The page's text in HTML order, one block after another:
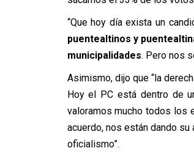
“Que hoy día exista un
puentealtinos y
municipalidades. Pero nos
Asimismo, dijo que “la
Hoy el PC está dentro de
valoramos mucho todos los
acuerdo, nos están dando
oficialismo”.